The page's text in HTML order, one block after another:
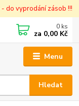
do vyprodání zásob !!!
Menu
Hledat
0 ks
za 0,00 Kč